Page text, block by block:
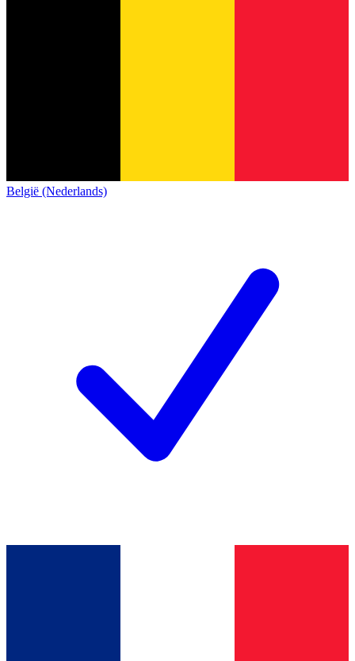
België (Nederlands)